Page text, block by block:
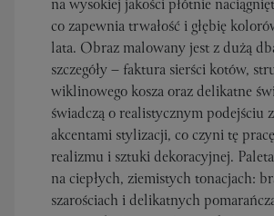
na wysokiej jakości płótnie
co zapewnia trwałość i głębię
lata. Obraz malowany jest z dużą
szczegóły – faktura sierści kotów,
wiklinowego kosza oraz delikatne
świadczą o realistycznym podejściu
akcentami stylizacji, co czyni tę
realizmu i sztuki dekoracyjnej.
na ciepłych, ziemistych tonacjach:
szarościach i delikatnych